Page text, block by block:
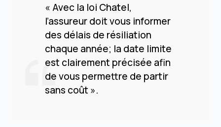
« Avec la loi Chatel,
l’assureur doit vous informer
des délais de résiliation
chaque année; la date limite
est clairement précisée afin
de vous permettre de partir
sans coût ».